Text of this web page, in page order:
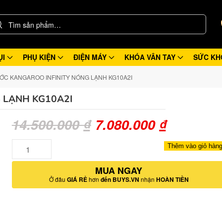
PHỤ KIỆN ĐIỆN MÁY KHÓA VÂN TAY SỨC
KANGAROO INFINITY NÓNG LẠNH KG10A2I
LẠNH KG10A2I
14.500.000₫ Giá
là:
14.500.000 ₫.
7.080.000 ₫Giá
hiện
tại
là:
lượng
Thêm vào giỏ hàng
MUA NGAY
Ở đâu GIÁ RẺhơn đến BUYS.VN nhận HOÀN TIỀN